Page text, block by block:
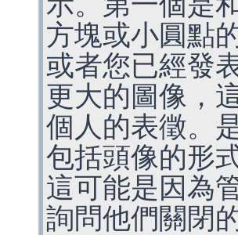
方塊或小圓點
或者您已經發
更大的圖像，
個人的表徵。
包括頭像的形
這可能是因為
詢問他們關閉